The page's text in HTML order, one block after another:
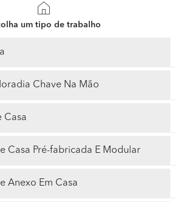
um tipo de trabalho
Chave Na Mão
Casa
Casa Pré-fabricada E Modular
Anexo Em Casa